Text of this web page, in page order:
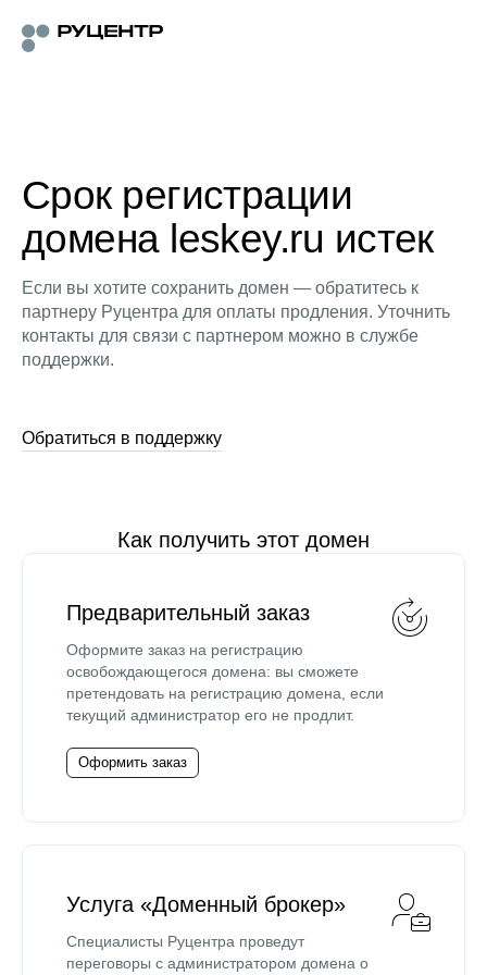
Срок регистрации
домена leskey.ru истек
Если вы хотите сохранить домен — обратитесь к
партнеру Руцентра для оплаты продления. Уточнить
контакты для связи с партнером можно в службе
поддержки.
Обратиться в поддержку
Как получить этот домен
Предварительный заказ
Оформите заказ на регистрацию
освобождающегося домена: вы сможете
претендовать на регистрацию домена, если
текущий администратор его не продлит.
Оформить заказ
Услуга «Доменный брокер»
Специалисты Руцентра проведут
переговоры с администратором домена о